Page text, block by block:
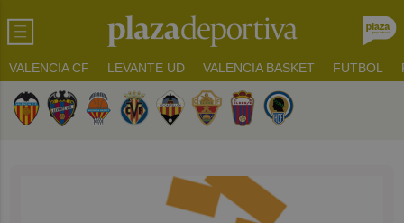
VALENCIA CF LEVANTE UD VALENCIA BASKET FUTBOL